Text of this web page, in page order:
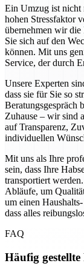
Ein Umzug ist nicht
hohen Stressfaktor
übernehmen wir die
Sie sich auf den
können. Mit uns
Service, der durch
Unsere Experten
dass sie für Sie so
Beratungsgespräch
Zuhause – wir sind
auf Transparenz,
individuellen
Mit uns als Ihre
sein, dass Ihre
transportiert
Abläufe, um
um einen
dass alles
FAQ
Häufig gestellte